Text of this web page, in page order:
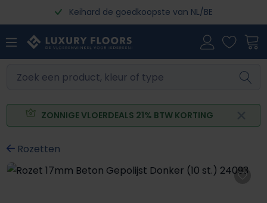
Ga naar de hoofdinhoudKeihard de goedkoopste van NL/BE
ZONNIGE VLOERDEALS 21% BTW KORTING
Rozetten
Afbeeldingengalerij overslaan